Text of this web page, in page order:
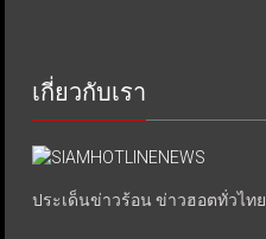
เกี่ยวกับเรา
ประเด็นข่าวร้อน ข่าวฮอตทั่วไทย.